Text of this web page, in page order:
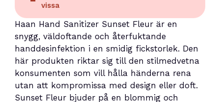
vissa
Haan Hand Sanitizer Sunset Fleur är en
snygg, väldoftande och återfuktande
handdesinfektion i en smidig fickstorlek. Den
här produkten riktar sig till den stilmedvetna
konsumenten som vill hålla händerna rena
utan att kompromissa med design eller doft.
Sunset Fleur bjuder på en blommig och